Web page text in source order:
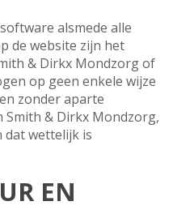
alsmede alle
de website zijn het
& Dirkx Mondzorg of
op geen enkele wijze
zonder aparte
& Dirkx Mondzorg,
dat wettelijk is
EN